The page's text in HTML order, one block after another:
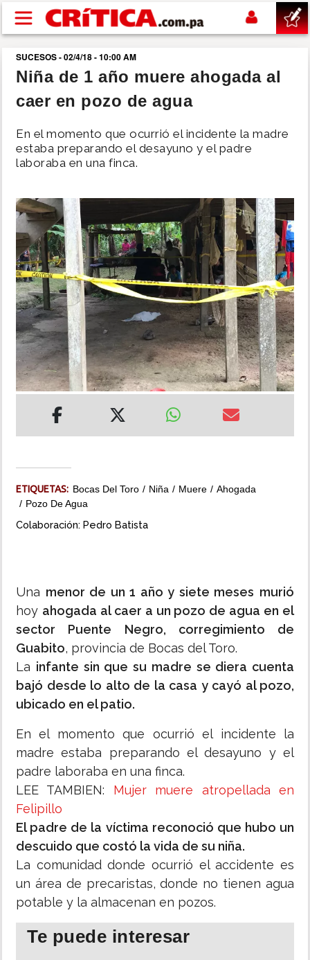
Pasar al contenido principal
buscar
SUCESOS
NACIONAL
SHOW
DEPORTES
MUNDO
INSÓLITAS
MULTIMEDIA
IMPRESO
SUCESOS - 02/4/18 - 10:00 AM
Niña de 1 año muere ahogada al
caer en pozo de agua
En el momento que ocurrió el incidente la madre
estaba preparando el desayuno y el padre
laboraba en una finca.
ETIQUETAS: Bocas Del Toro Niña Muere
Ahogada
Pozo De Agua
Colaboración: Pedro Batista
Una menor de un 1 año y siete meses murió
hoy ahogada al caer a un pozo de agua en el
sector Puente Negro, corregimiento de
Guabito, provincia de Bocas del Toro.
La infante sin que su madre se diera cuenta
bajó desde lo alto de la casa y cayó al pozo,
ubicado en el patio.
En el momento que ocurrió el incidente la
madre estaba preparando el desayuno y el
padre laboraba en una finca.
LEE TAMBIEN: Mujer muere atropellada en
Felipillo
El padre de la víctima reconoció que hubo un
descuido que costó la vida de su niña.
La comunidad donde ocurrió el accidente es
un área de precaristas, donde no tienen agua
potable y la almacenan en pozos.
Te puede interesar